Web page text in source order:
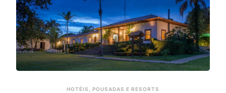
HOTÉIS, POUSADAS E RESORTS